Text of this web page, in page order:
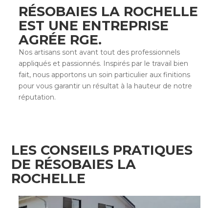
RÉSOBAIES LA ROCHELLE
EST UNE ENTREPRISE
AGRÉE RGE.
Nos artisans sont avant tout des professionnels
appliqués et passionnés. Inspirés par le travail bien
fait, nous apportons un soin particulier aux finitions
pour vous garantir un résultat à la hauteur de notre
réputation.
LES CONSEILS PRATIQUES
DE RÉSOBAIES LA
ROCHELLE